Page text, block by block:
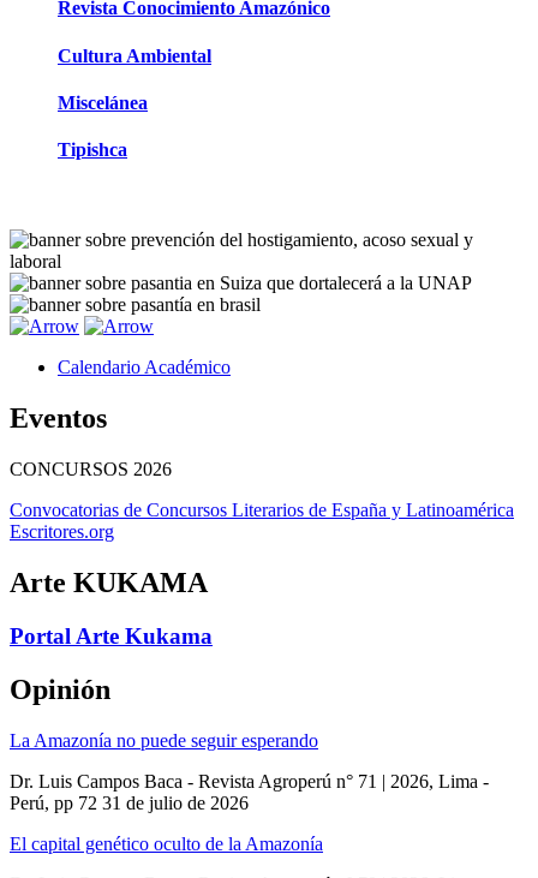
Revista Conocimiento Amazónico
Cultura Ambiental
Miscelánea
Tipishca
Calendario Académico
Eventos
CONCURSOS 2026
Convocatorias de Concursos Literarios de España y Latinoamérica
Escritores.org
Arte KUKAMA
Portal Arte Kukama
Opinión
La Amazonía no puede seguir esperando
Dr. Luis Campos Baca - Revista Agroperú n° 71 | 2026, Lima -
Perú, pp 72 31 de julio de 2026
El capital genético oculto de la Amazonía